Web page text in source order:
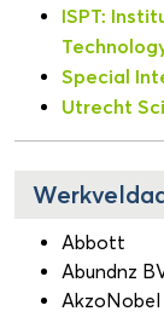
ISPT:
Special
Utrecht
Abbott
Abundnz
AkzoNobel